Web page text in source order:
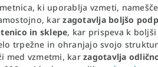
ki uporablja vzmeti,
karzagotavlja boljšo
in sklepe, kar prispeva k
trpežne in ohranjajo svojo
med vzmetmi, kar zagotavlja